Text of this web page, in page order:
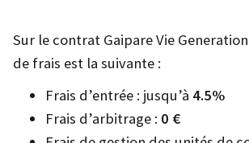
Sur le contrat Gaipare Vie
de frais est la suivante :
Frais d’entrée : jusqu’à 4.5%
Frais d’arbitrage : 0 €